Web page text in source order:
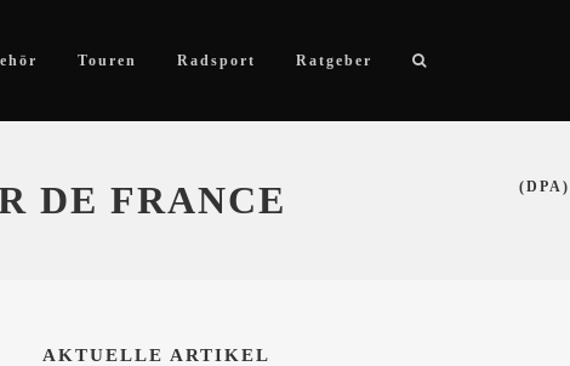
Touren Radsport Ratgeber
DE FRANCE (DPA)
AKTUELLE ARTIKEL